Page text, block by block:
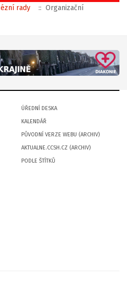
rady
:: Organizační
ÚŘEDNÍ DESKA
KALENDÁŘ
PŮVODNÍ VERZE WEBU (ARCHIV)
AKTUALNE.CCSH.CZ (ARCHIV)
PODLE ŠTÍTKŮ